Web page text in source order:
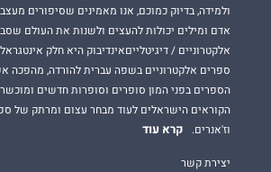
ולמידה, בדיוק כמוכם, אנו מאמינים שסיפורים
אדם ומילים יכולות להעצים ולשנות את העולם
אלקטרוניים / דיגיטלייםאינדיבוק היא חלק
ספרים אלקטרוניים בשפה עברית להורדה,
הספרים בפני המון סופרים וסופרות חדשים
הקוראים הישראלים לעוד מבחר עצום ומרתק של
וז'אנרים.
קרא עוד
יצירת קשר